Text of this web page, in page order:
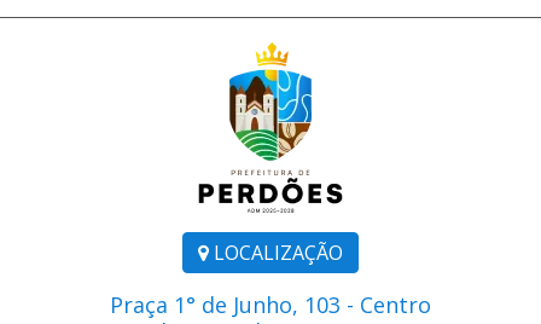
LOCALIZAÇÃO
Praça 1° de Junho, 103 - Centro